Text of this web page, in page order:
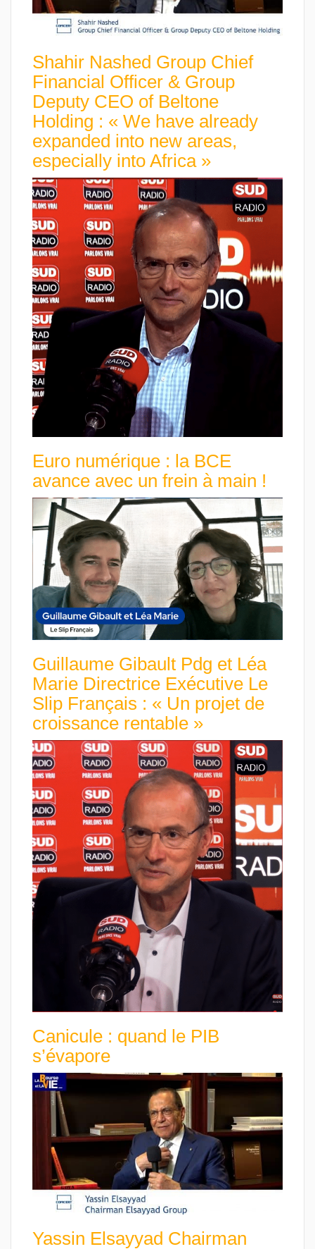
Shahir Nashed Group Chief
Financial Officer & Group
Deputy CEO of Beltone
Holding : « We have already
expanded into new areas,
especially into Africa »
Euro numérique : la BCE
avance avec un frein à main !
Guillaume Gibault Pdg et Léa
Marie Directrice Exécutive Le
Slip Français : « Un projet de
croissance rentable »
Canicule : quand le PIB
s’évapore
Yassin Elsayyad Chairman